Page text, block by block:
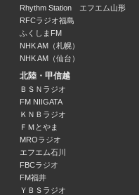
INTER X-PRESS Hour.2
門脇 知子
20:00 ～ 20:52
The 45 Vibes
山寺 宏一
20:52 ～ 21:00
9の音粋 Hour.1
クリス松村
21:00 ～ 22:00
Rhythm Station エフエム山形
RFCラジオ福島
ふくしまFM
NHK AM（札幌）
NHK AM（仙台）
北陸・甲信越
ＢＳＮラジオ
FM NIIGATA
ＫＮＢラジオ
ＦＭとやま
MROラジオ
エフエム石川
FBCラジオ
FM福井
ＹＢＳラジオ